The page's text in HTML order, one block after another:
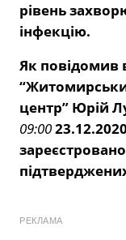
рівень
інфекцію.
Як повідомив
центр” Юрій
09:0023
РЕКЛАМА